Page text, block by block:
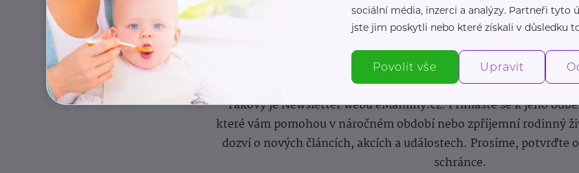
Newsletter
Pravidelný přísun novinek, inspirace na každý den, podpora pro
Takový je Newsletter webu eMaminy.cz. Přihlaste se k jeho
které vám pomohou v náročném období nebo zpříjemní rodinný
dozví o nových článcích, akcích a událostech. Prosíme, potvrďte
schránce.
sociální média, inzerci a analýzy. Partneři
jste jim poskytli nebo které získali v důsledku
Povolit vše Upravit